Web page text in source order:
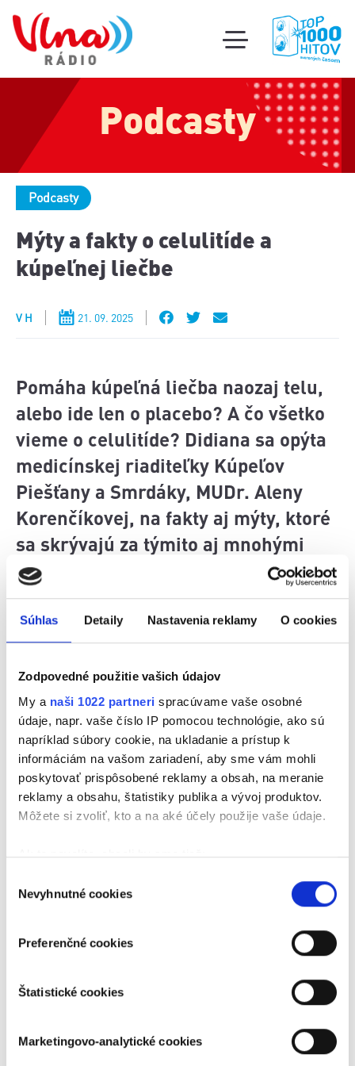
Súhlas Detaily Nastavenia reklamy O cookies
Zodpovedné použitie vašich údajov
My a naši 1022 partneri spracúvame vaše osobné
údaje, napr. vaše číslo IP pomocou technológie, ako sú
napríklad súbory cookie, na ukladanie a prístup k
informáciám na vašom zariadení, aby sme vám mohli
poskytovať prispôsobené reklamy a obsah, na meranie
reklamy a obsahu, štatistiky publika a vývoj produktov.
Môžete si zvoliť, kto a na aké účely použije vaše údaje.
Ak to povolíte, chceli by sme tiež:
polohe s presnosťou na niekoľko metrov
skenovaním konkrétnych charakteristík (odtlačky
prstov).
údaje, nájdete v časti s
. Súhlas
súhlasu
Nevyhnutné cookies
Preferenčné cookies
Štatistické cookies
Marketingovo-analytické cookies
toggle
mobile
menu
Podcasty
Podcasty
Mýty a fakty o celulitíde a
kúpeľnej liečbe
V H 21. 09. 2025
Pomáha kúpeľná liečba naozaj telu,
alebo ide len o placebo? A čo všetko
vieme o celulitíde? Didiana sa opýta
medicínskej riaditeľky Kúpeľov
Piešťany a Smrdáky, MUDr. Aleny
Korenčíkovej, na fakty aj mýty, ktoré
sa skrývajú za týmito aj mnohými
ďalšími zdravotnými témami.